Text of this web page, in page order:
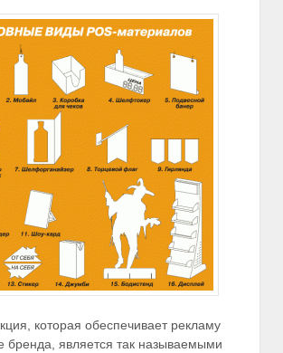
которая обеспечивает рекламу
бренда, является так называемыми